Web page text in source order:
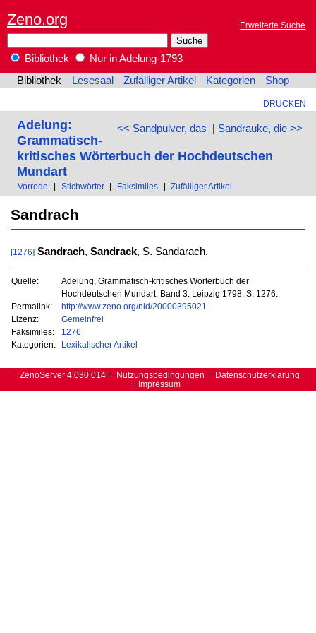
Zeno.org Erweiterte Suche
Bibliothek
Nur in Adelung-1793
Bibliothek
Lesesaal Zufälliger Artikel Kategorien Shop
DRUCKEN
<< Sandpulver, das | Sandrauke, die >>
Adelung:
Grammatisch-
kritisches Wörterbuch der Hochdeutschen
Mundart
Vorrede Stichwörter Faksimiles Zufälliger Artikel
Sandrach
[1276] Sandrach, Sandrack, S. Sandarach.
Quelle:
Adelung, Grammatisch-kritisches Wörterbuch der
Hochdeutschen Mundart, Band 3. Leipzig 1798, S. 1276.
Permalink:
http://www.zeno.org/nid/20000395021
Lizenz:
Gemeinfrei
Faksimiles:
1276
Kategorien:
Lexikalischer Artikel
ZenoServer 4.030.014 Nutzungsbedingungen
Datenschutzerklärung
Impressum